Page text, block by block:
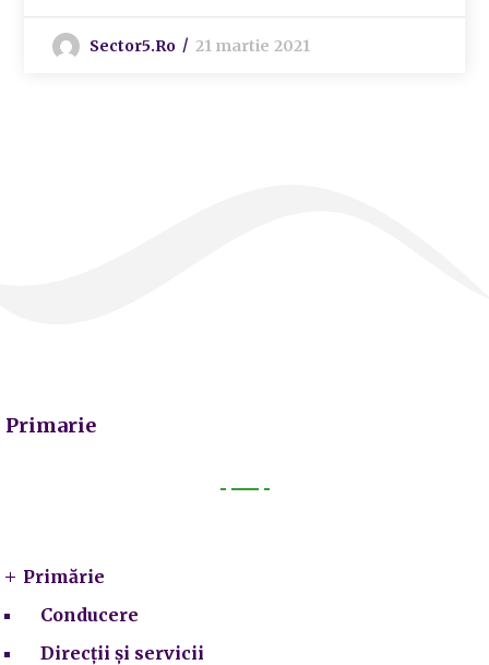
Sector5.ro 21 martie 2021
Primarie
Primărie
Conducere
Direcții și servicii